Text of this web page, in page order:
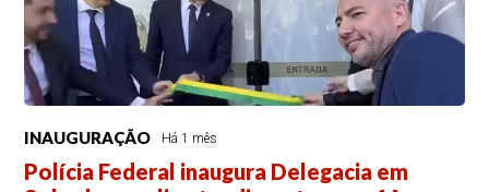
INAUGURAÇÃO Há 1 mês
Polícia Federal inaugura Delegacia em